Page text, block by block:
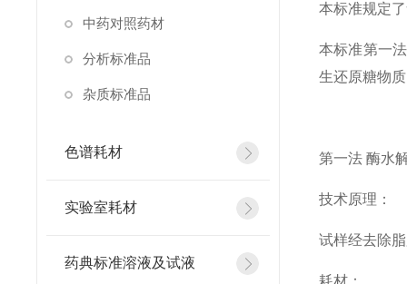
中药对照药材
分析标准品
杂质标准品
色谱耗材
实验室耗材
药典标准溶液及试液
本标准规定
本标准第一
生还原糖物
第一法 酶水
技术原理 ：
试样经去除
耗材：